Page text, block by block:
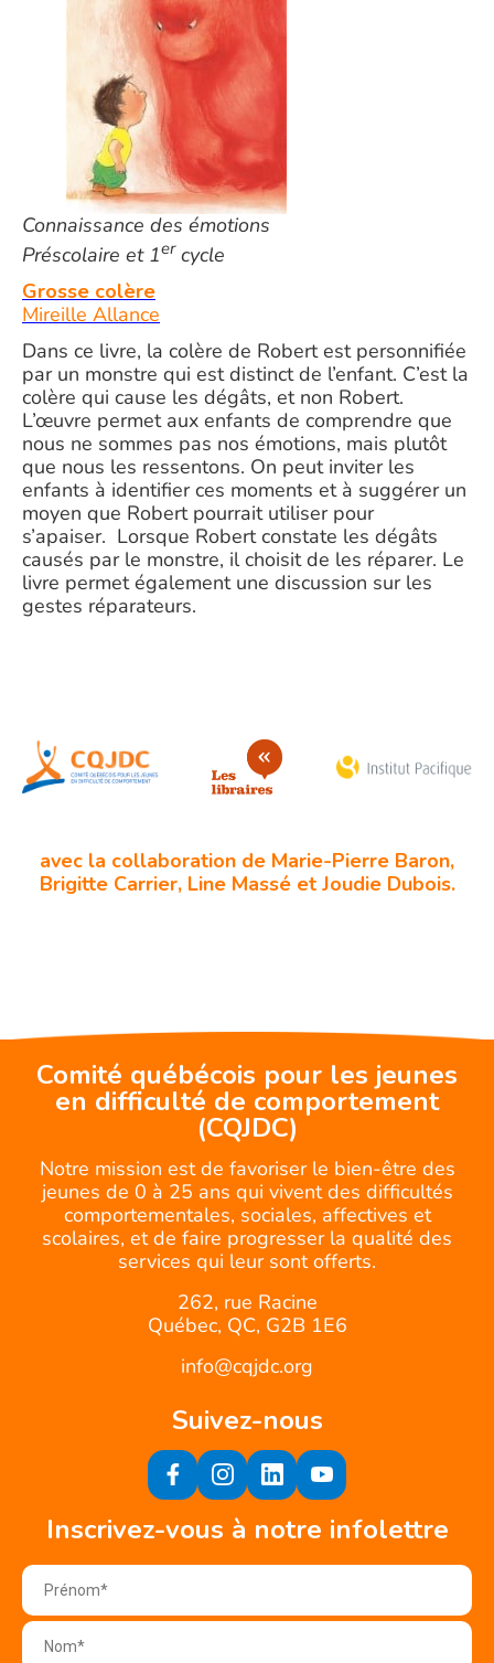
Connaissance des émotions
Préscolaire et 1ercycle
Grosse colère
Mireille Allance
Dans ce livre, la colère de Robert est personnifiée
par un monstre qui est distinct de l’enfant. C’est la
colère qui cause les dégâts, et non Robert.
L’œuvre permet aux enfants de comprendre que
nous ne sommes pas nos émotions, mais plutôt
que nous les ressentons. On peut inviter les
enfants à identifier ces moments et à suggérer un
moyen que Robert pourrait utiliser pour
s’apaiser. Lorsque Robert constate les dégâts
causés par le monstre, il choisit de les réparer. Le
livre permet également une discussion sur les
gestes réparateurs.
avec la collaboration de Marie-Pierre Baron,
Brigitte Carrier, Line Massé et Joudie Dubois.
Comité québécois pour les jeunes
en difficulté de comportement
(CQJDC)
Notre mission est de favoriser le bien-être des
jeunes de 0 à 25 ans qui vivent des difficultés
comportementales, sociales, affectives et
scolaires, et de faire progresser la qualité des
services qui leur sont offerts.
262, rue Racine
Québec, QC, G2B 1E6
info@cqjdc.org
Suivez-nous
Inscrivez-vous à notre infolettre